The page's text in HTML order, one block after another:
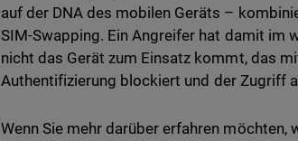
auf der DNA des mobilen Geräts –
SIM-Swapping. Ein Angreifer hat damit im
nicht das Gerät zum Einsatz kommt, das
Authentifizierung blockiert und der Zugriff
Wenn Sie mehr darüber erfahren